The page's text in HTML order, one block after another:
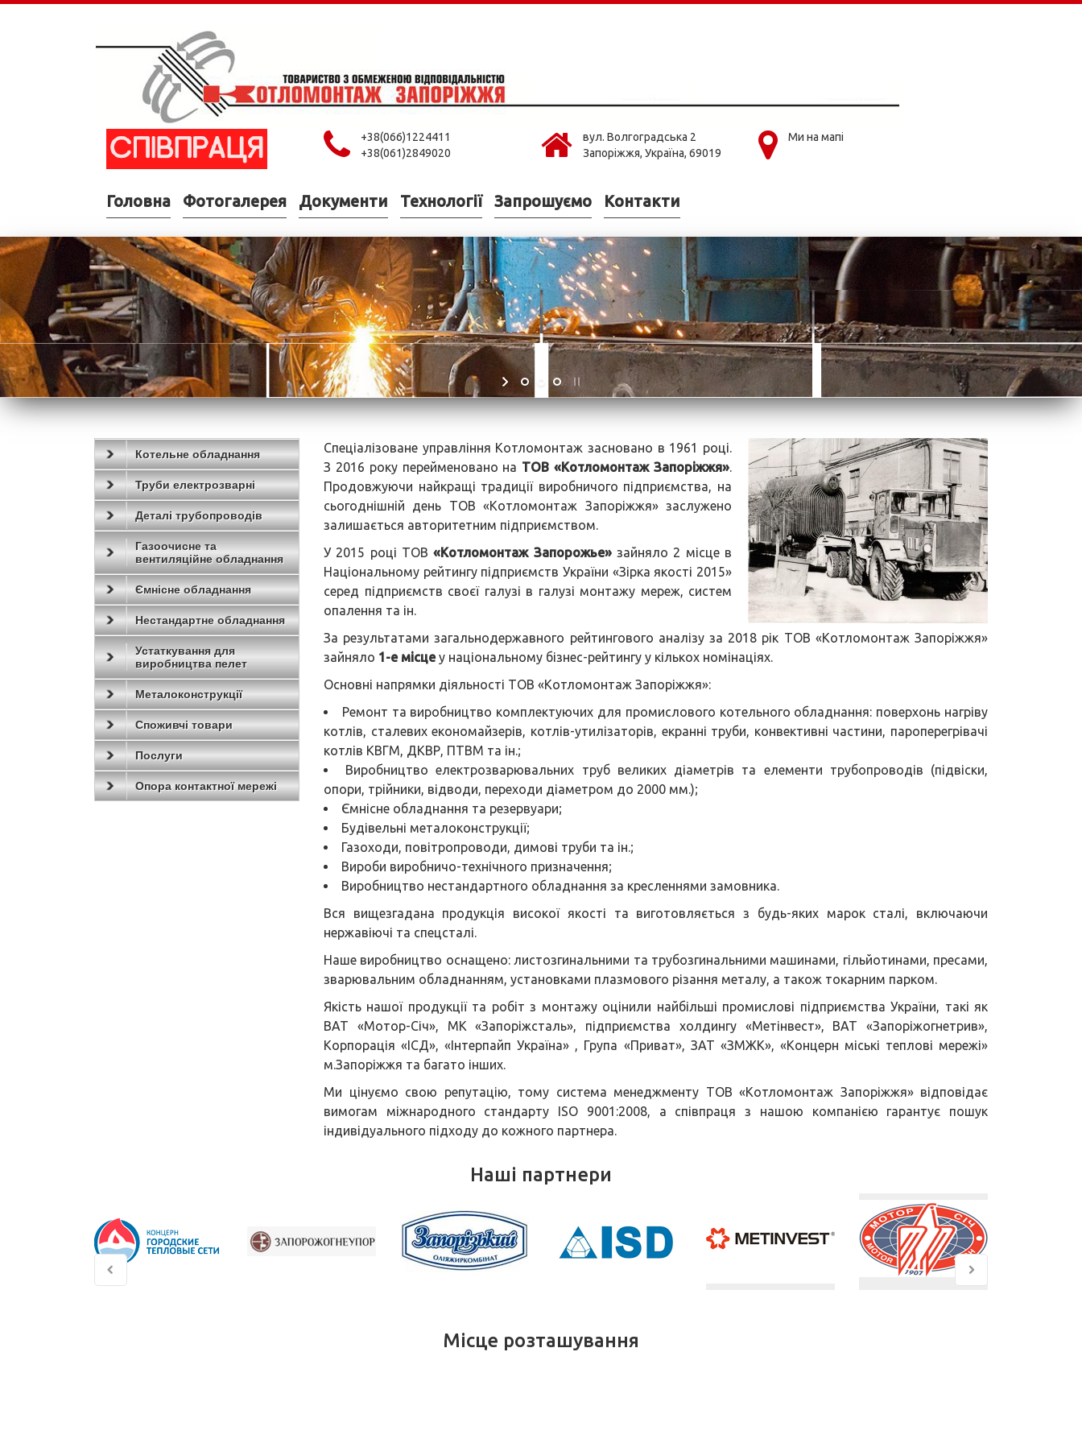
+38(066)1224411
+38(061)2849020
вул. Волгоградська 2
Запоріжжя, Україна, 69019
Ми на мапі
Головна Фотогалерея Документи Технології Запрошуємо Контакти
Котельне обладнання
Труби електрозварні
Деталі трубопроводів
Газоочисне та
вентиляційне обладнання
Ємнісне обладнання
Нестандартне обладнання
Устаткування для
виробництва пелет
Металоконструкції
Споживчі товари
Послуги
Опора контактної мережі
Спеціалізоване управління Котломонтаж засновано в 1961 році.
З 2016 року перейменовано на ТОВ «Котломонтаж Запоріжжя».
Продовжуючи найкращі традиції виробничого підприємства, на
сьогоднішній день ТОВ «Котломонтаж Запоріжжя» заслужено
залишається авторитетним підприємством.
У 2015 році ТОВ«Котломонтаж Запорожье»зайняло 2 місце в
Національному рейтингу підприємств України «Зірка якості 2015»
серед підприємств своєї галузі в галузі монтажу мереж, систем
опалення та ін.
За результатами загальнодержавного рейтингового аналізу за 2018 рік ТОВ «Котломонтаж Запоріжжя»
зайняло 1-е місцеу національному бізнес-рейтингу у кількох номінаціях.
Основні напрямки діяльності ТОВ «Котломонтаж Запоріжжя»:
Ремонт та виробництво комплектуючих для промислового котельного обладнання: поверхонь нагріву
котлів, сталевих економайзерів, котлів-утилізаторів, екранні труби, конвективні частини, пароперегрівачі
котлів КВГМ, ДКВР, ПТВМ та ін.;
Виробництво електрозварювальних труб великих діаметрів та елементи трубопроводів (підвіски,
опори, трійники, відводи, переходи діаметром до 2000 мм.);
Ємнісне обладнання та резервуари;
Будівельні металоконструкції;
Газоходи, повітропроводи, димові труби та ін.;
Вироби виробничо-технічного призначення;
Виробництво нестандартного обладнання за кресленнями замовника.
Вся вищезгадана продукція високої якості та виготовляється з будь-яких марок сталі, включаючи
нержавіючі та спецсталі.
Наше виробництво оснащено: листозгинальними та трубозгинальними машинами, гільйотинами, пресами,
зварювальним обладнанням, установками плазмового різання металу, а також токарним парком.
Якість нашої продукції та робіт з монтажу оцінили найбільші промислові підприємства України, такі як
ВАТ «Мотор-Січ», МК «Запоріжсталь», підприємства холдингу «Метінвест», ВАТ «Запоріжогнетрив»,
Корпорація «ІСД», «Інтерпайп Україна» , Група «Приват», ЗАТ «ЗМЖК», «Концерн міські теплові мережі»
м.Запоріжжя та багато інших.
Ми цінуємо свою репутацію, тому система менеджменту ТОВ «Котломонтаж Запоріжжя» відповідає
вимогам міжнародного стандарту ISO 9001:2008, а співпраця з нашою компанією гарантує пошук
індивідуального підходу до кожного партнера.
Наші партнери
Місце розташування